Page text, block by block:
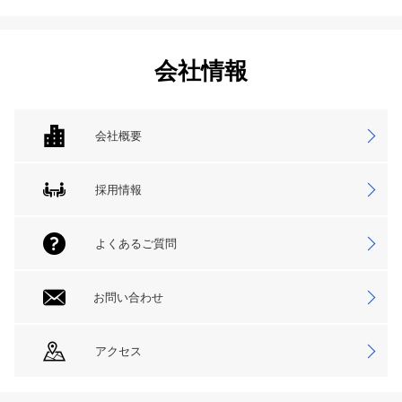
会社情報
会社概要
採用情報
よくあるご質問
お問い合わせ
アクセス